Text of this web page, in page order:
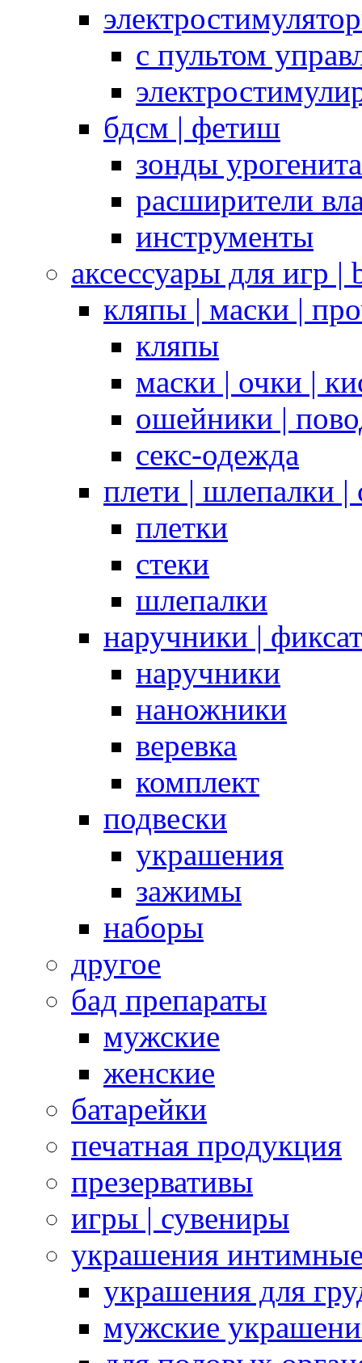
с пультом
бдсм | фетиш
зонды
расширители
инструменты
аксессуары для игр |
кляпы | маски |
кляпы
маски | очки |
ошейники |
секс-одежда
плети | шлепалки |
плетки
стеки
шлепалки
наручники |
наручники
наножники
веревка
комплект
подвески
украшения
зажимы
наборы
другое
бад препараты
мужские
женские
батарейки
печатная продукция
презервативы
игры | сувениры
украшения
украшения для
мужские